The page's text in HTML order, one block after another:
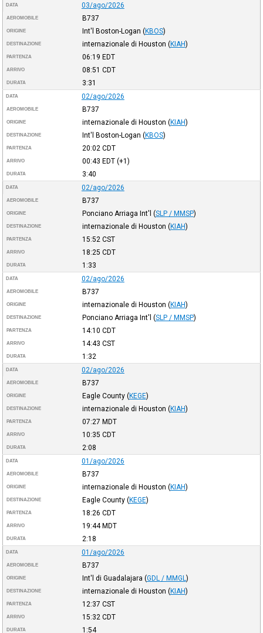
DATA 03/ago/2026
AEROMOBILE B737
ORIGINE Int'l Boston-Logan (KBOS)
DESTINAZIONE internazionale di Houston (KIAH)
PARTENZA 06:19 EDT
ARRIVO 08:51 CDT
DURATA 3:31
DATA 02/ago/2026
AEROMOBILE B737
ORIGINE internazionale di Houston (KIAH)
DESTINAZIONE Int'l Boston-Logan (KBOS)
PARTENZA 20:02 CDT
ARRIVO 00:43 EDT(+1)
DURATA 3:40
DATA 02/ago/2026
AEROMOBILE B737
ORIGINE Ponciano Arriaga Int'l (SLP / MMSP)
DESTINAZIONE internazionale di Houston (KIAH)
PARTENZA 15:52 CST
ARRIVO 18:25 CDT
DURATA 1:33
DATA 02/ago/2026
AEROMOBILE B737
ORIGINE internazionale di Houston (KIAH)
DESTINAZIONE Ponciano Arriaga Int'l (SLP / MMSP)
PARTENZA 14:10 CDT
ARRIVO 14:43 CST
DURATA 1:32
DATA 02/ago/2026
AEROMOBILE B737
ORIGINE Eagle County (KEGE)
DESTINAZIONE internazionale di Houston (KIAH)
PARTENZA 07:27 MDT
ARRIVO 10:35 CDT
DURATA 2:08
DATA 01/ago/2026
AEROMOBILE B737
ORIGINE internazionale di Houston (KIAH)
DESTINAZIONE Eagle County (KEGE)
PARTENZA 18:26 CDT
ARRIVO 19:44MDT
DURATA 2:18
DATA 01/ago/2026
AEROMOBILE B737
ORIGINE Int'l di Guadalajara (GDL / MMGL )
DESTINAZIONE internazionale di Houston (KIAH)
PARTENZA 12:37 CST
ARRIVO 15:32 CDT
DURATA 1:54